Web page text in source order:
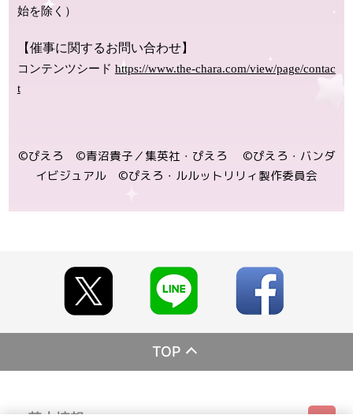
始を除く）
【催事に関するお問い合わせ】
コンテンツシード https://www.the-chara.com/view/page/contac
t
©ぴえろ ©青沼貴子／集英社・ぴえろ ©ぴえろ・バンダ
イビジュアル ©ぴえろ・ルルットリリィ製作委員会
TOP